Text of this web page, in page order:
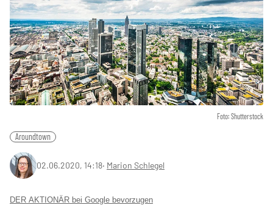
Foto: Shutterstock
Aroundtown
02.06.2020, 14:18‧ Marion Schlegel
DER AKTIONÄR bei Google bevorzugen